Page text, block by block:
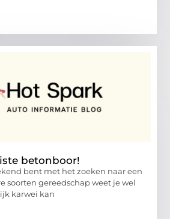
betonboor!
bent met het zoeken naar een
soorten gereedschap weet je wel
karwei kan